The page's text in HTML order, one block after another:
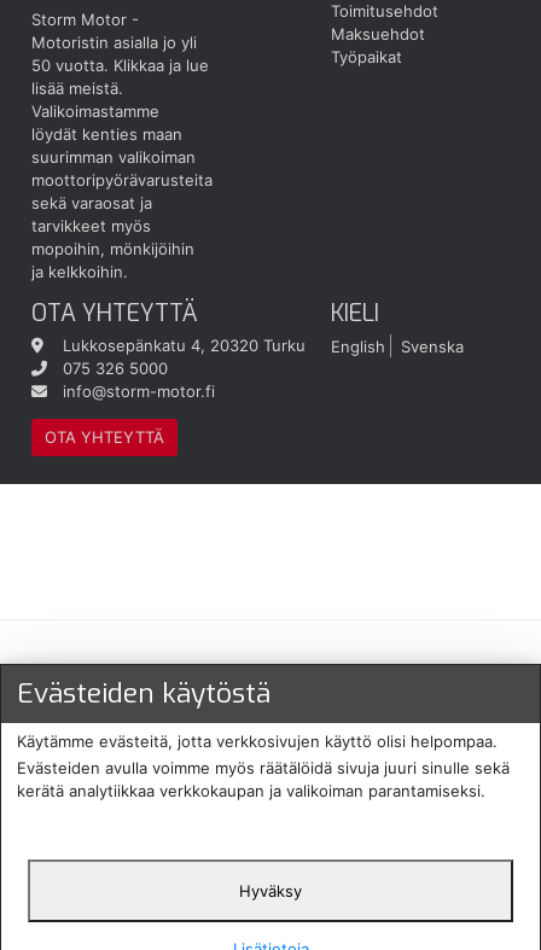
Storm Motor -
Motoristin asialla jo yli
50 vuotta. Klikkaa ja lue
lisää meistä.
Valikoimastamme
löydät kenties maan
suurimman valikoiman
moottoripyörävarusteita
sekä varaosat ja
tarvikkeet myös
mopoihin, mönkijöihin
ja kelkkoihin.
Toimitusehdot
Maksuehdot
Työpaikat
OTA YHTEYTTÄ
Lukkosepänkatu 4, 20320 Turku
075 326 5000
info@storm-motor.fi
OTA YHTEYTTÄ
KIELI
English Svenska
Maksu- ja toimitustavat
Protecomp
Copyright 2024. All rights
English
Evästeiden käytöstä
Käytämme evästeitä, jotta verkkosivujen käyttö olisi helpompaa.
Evästeiden avulla voimme myös räätälöidä sivuja juuri sinulle sekä
kerätä analytiikkaa verkkokaupan ja valikoiman parantamiseksi.
Hyväksy